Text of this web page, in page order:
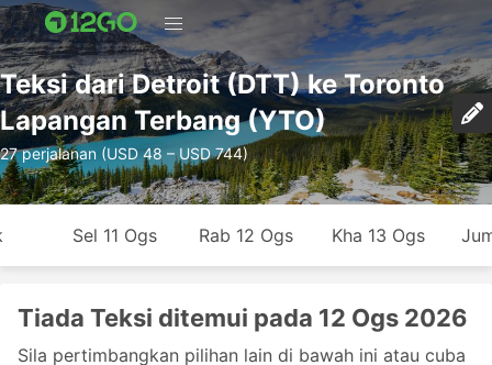
Teksi dari Detroit (DTT) ke Toronto
Lapangan Terbang (YTO)
27 perjalanan (USD 48 – USD 744)
Sel 11 Ogs Rab 12 Ogs Kha 13 Ogs
Tiada Teksi ditemui pada 12 Ogs 2026
Sila pertimbangkan pilihan lain di bawah ini atau cuba